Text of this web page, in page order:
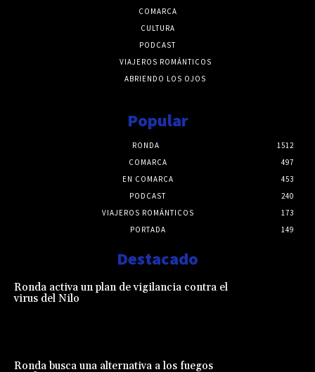
COMARCA
CULTURA
PODCAST
VIAJEROS ROMÁNTICOS
ABRIENDO LOS OJOS
Popular
RONDA
1512
COMARCA
497
EN COMARCA
453
PODCAST
240
VIAJEROS ROMÁNTICOS
173
PORTADA
149
Destacado
Ronda activa un plan de vigilancia contra el
virus del Nilo
Ronda busca una alternativa a los fuegos